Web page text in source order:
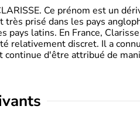
Ce prénom est un
très prisé dans les pays
pays latins. En France,
relativement discret. Il a
d'être attribué de